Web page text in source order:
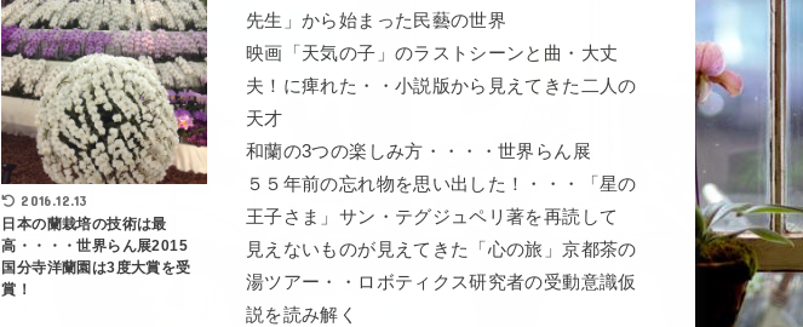
2016.12.13
日本の蘭栽培の技術は最
高・・・・世界らん展2015
国分寺洋蘭園は3度大賞を受
賞！
先生」から始まった民藝の世界
映画「天気の子」のラストシーンと曲・大丈
夫！に痺れた・・小説版から見えてきた二人の
天才
和蘭の3つの楽しみ方・・・・世界らん展
５５年前の忘れ物を思い出した！・・・「星の
王子さま」サン・テグジュペリ著を再読して
見えないものが見えてきた「心の旅」京都茶の
湯ツアー・・ロボティクス研究者の受動意識仮
説を読み解く